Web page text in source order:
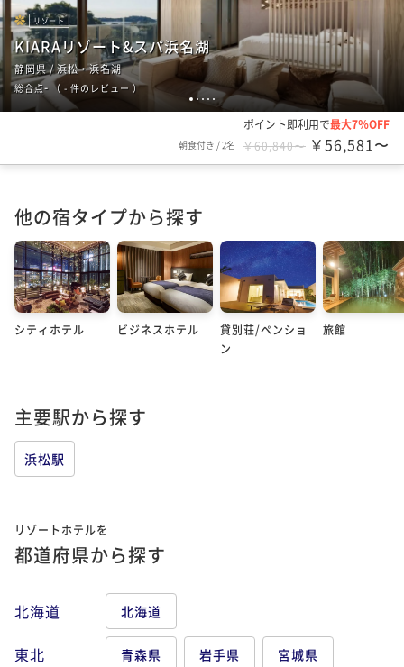
1 2345
リゾート
KIARAリゾート&スパ浜名湖
静岡県 / 浜松・浜名湖
総合点- （ - 件のレビュー ）
ポイント即利用で最大7％OFF
朝食付き /2名 ￥60,840〜 ￥56,581〜
他の宿タイプから探す
シティホテル ビジネスホテル
貸別荘/ペンショ
ン
旅館
主要駅から探す
浜松駅
リゾートホテルを
都道府県から探す
北海道 北海道
東北 青森県 岩手県 宮城県